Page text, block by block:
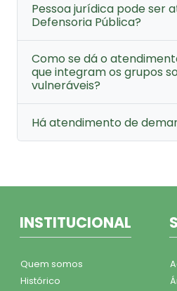
Pessoa jurídica pode ser
Defensoria Pública?
Como se dá o
que integram os grupos
vulneráveis?
Há atendimento de
INSTITUCIONAL
Quem somos
Histórico